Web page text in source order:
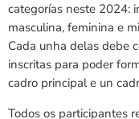
categorías neste 2024:
masculina, feminina e
Cada unha delas debe
inscritas para poder
cadro principal e un
Todos os participantes